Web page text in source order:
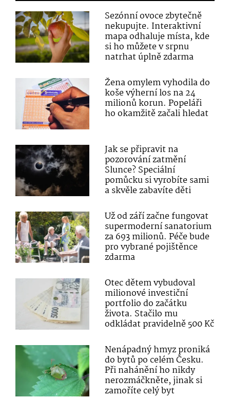
Sezónní ovoce zbytečně
nekupujte. Interaktivní
mapa odhaluje místa, kde
si ho můžete v srpnu
natrhat úplně zdarma
Žena omylem vyhodila do
koše výherní los na 24
milionů korun. Popeláři
ho okamžitě začali hledat
Jak se připravit na
pozorování zatmění
Slunce? Speciální
pomůcku si vyrobíte sami
a skvěle zabavíte děti
Už od září začne fungovat
supermoderní sanatorium
za 693 milionů. Péče bude
pro vybrané pojištěnce
zdarma
Otec dětem vybudoval
milionové investiční
portfolio do začátku
života. Stačilo mu
odkládat pravidelně 500 Kč
Nenápadný hmyz proniká
do bytů po celém Česku.
Při nahánění ho nikdy
nerozmáčkněte, jinak si
zamoříte celý byt